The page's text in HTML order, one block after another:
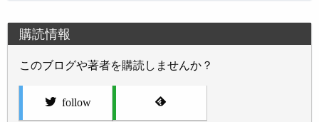
購読情報
このブログや著者を購読しませんか？
follow